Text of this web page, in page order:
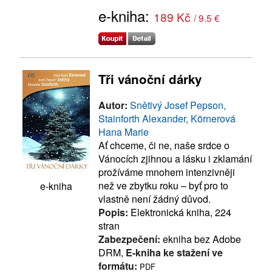
e-kniha: 189 Kč / 9.5 €
e-kniha
Tři vánoční dárky
Autor: Snětivý Josef Pepson,
Stainforth Alexander, Körnerová
Hana Marie
Ať chceme, či ne, naše srdce o
Vánocích zjihnou a lásku i zklamání
prožíváme mnohem intenzivněji
než ve zbytku roku – byť pro to
vlastně není žádný důvod.
Popis: Elektronická kniha, 224
stran
Zabezpečení: ekniha bez Adobe
DRM, E-kniha ke stažení ve
formátu: PDF